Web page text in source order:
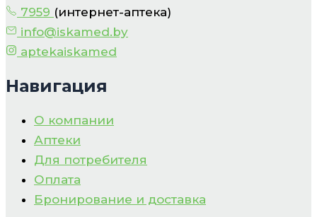
7959 (интернет-аптека)
info@iskamed.by
aptekaiskamed
Навигация
О компании
Аптеки
Для потребителя
Оплата
Бронирование и доставка